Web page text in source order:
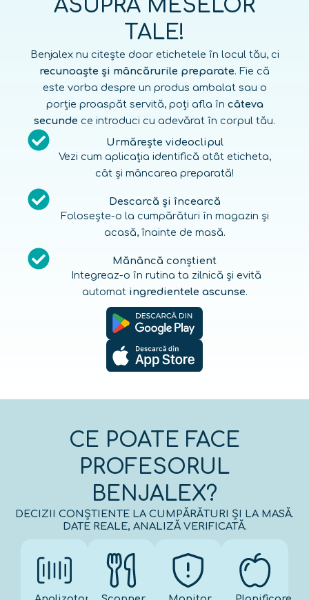
ASUPRA MESELOR
TALE!
Benjalex nu citește doar etichetele în locul tău, ci
recunoaște și mâncărurile preparate. Fie că
este vorba despre un produs ambalat sau o
porție proaspăt servită, poți afla în câteva
secunde ce introduci cu adevărat în corpul tău.
Urmărește videoclipul
Vezi cum aplicația identifică atât eticheta,
cât și mâncarea preparată!
Descarcă și încearcă
Folosește-o la cumpărături în magazin și
acasă, înainte de masă.
Mănâncă conștient
Integreaz-o în rutina ta zilnică și evită
automat ingredientele ascunse.
CE POATE FACE
PROFESORUL
BENJALEX?
DECIZII CONȘTIENTE LA CUMPĂRĂTURI ȘI LA MASĂ.
DATE REALE, ANALIZĂ VERIFICATĂ.